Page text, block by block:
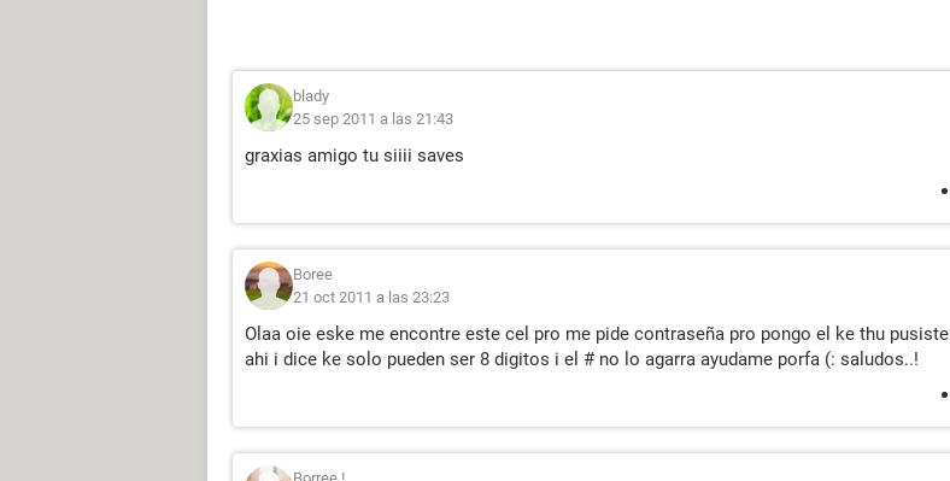
blady
25 sep 2011 a las 21:43
graxias amigo tu siiii saves
Boree
21 oct 2011 a las 23:23
Olaa oie eske me encontre este cel pro me pide contraseña pro pongo el ke thu pusiste
ahi i dice ke solo pueden ser 8 digitos i el # no lo agarra ayudame porfa (: saludos..!